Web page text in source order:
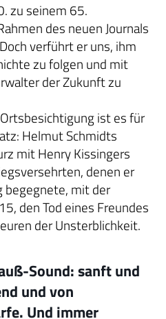
zu seinem 65.
des neuen Journals
verführt er uns, ihm
zu folgen und mit
der Zukunft zu
ist es für
Helmut Schmidts
mit Henry Kissingers
denen er
begegnete, mit der
den Tod eines Freundes
der Unsterblichkeit.
Sound: sanft und
und von
Und immer